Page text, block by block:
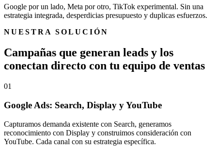
Google por un lado, Meta por otro, TikTok experimental. Sin una
estrategia integrada, desperdicias presupuesto y duplicas esfuerzos.
NUESTRA SOLUCIÓN
Campañas que generan leads y los
conectan directo con tu equipo de ventas
01
Google Ads: Search, Display y YouTube
Capturamos demanda existente con Search, generamos
reconocimiento con Display y construimos consideración con
YouTube. Cada canal con su estrategia específica.